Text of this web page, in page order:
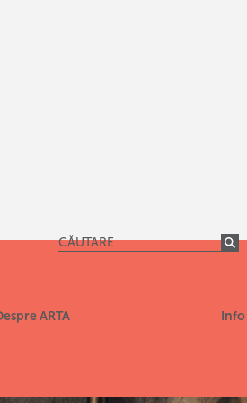
ARTA